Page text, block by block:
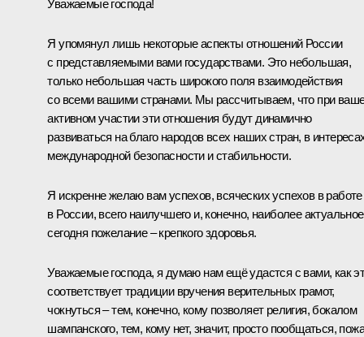
Уважаемые господа!
Я упомянул лишь некоторые аспекты отношений России
с представляемыми вами государствами. Это небольшая,
только небольшая часть широкого поля взаимодействия
со всеми вашими странами. Мы рассчитываем, что при
активном участии эти отношения будут динамично
развиваться на благо народов всех наших стран, в
международной безопасности и стабильности.
Я искренне желаю вам успехов, всяческих успехов в работе
в России, всего наилучшего и, конечно, наиболее актуальное
сегодня пожелание – крепкого здоровья.
Уважаемые господа, я думаю нам ещё удастся с вами, как
соответствует традиции вручения верительных грамот,
чокнуться – тем, конечно, кому позволяет религия, бокалом
шампанского, тем, кому нет, значит, просто пообщаться,